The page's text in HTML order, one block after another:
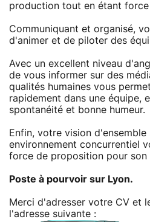
production tout en étant
Communiquant et organisé,
d'animer et de piloter des
Avec un excellent niveau
de vous informer sur des
qualités humaines vous
rapidement dans une équipe,
spontanéité et bonne humeur.
Enfin, votre vision
environnement concurrentiel
force de proposition pour son
Poste à pourvoir sur Lyon.
Merci d'adresser votre CV et
l'adresse suivante :